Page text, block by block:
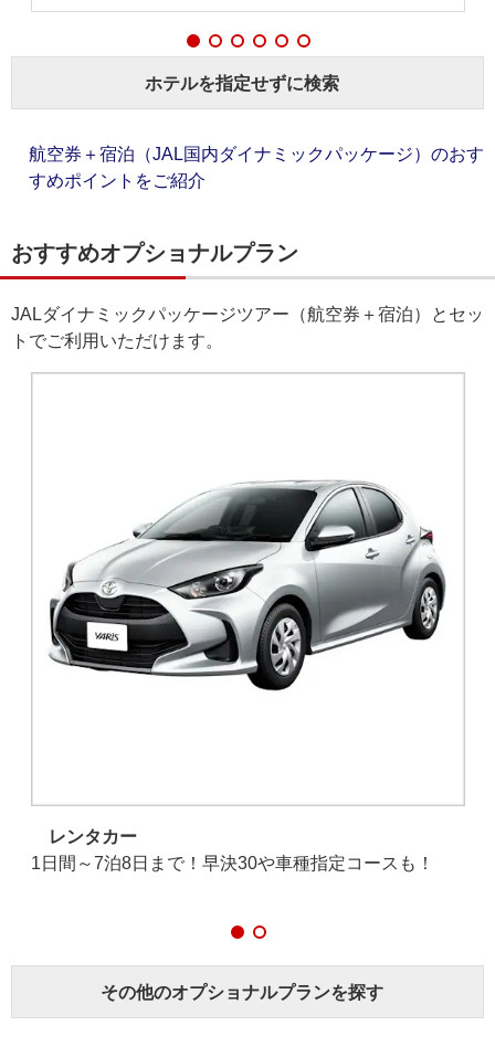
ホテルを指定せずに検索
航空券＋宿泊（JAL国内ダイナミックパッケージ）のおす
すめポイントをご紹介
おすすめオプショナルプラン
JALダイナミックパッケージツアー（航空券＋宿泊）とセッ
トでご利用いただけます。
レンタカー
1日間～7泊8日まで！早決30や車種指定コースも！
その他のオプショナルプランを探す